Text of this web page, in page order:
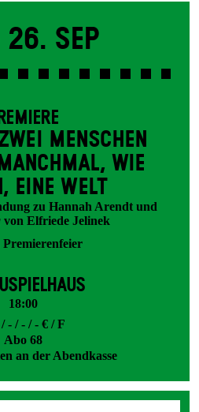
26. Sep
MENSCHEN
WIE
EINE WELT
zu Hannah Arendt und
von Elfriede Jelinek
Premierenfeier
18:00
- / - / - € / F
Abo 68
an der Abendkasse